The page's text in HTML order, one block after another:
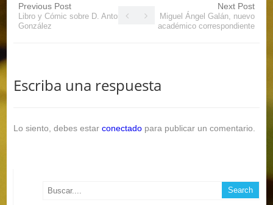
Previous Post
Libro y Cómic sobre D. Antonio
González
Next Post
Miguel Ángel Galán, nuevo
académico correspondiente
Escriba una respuesta
Lo siento, debes estar conectadopara publicar un comentario.